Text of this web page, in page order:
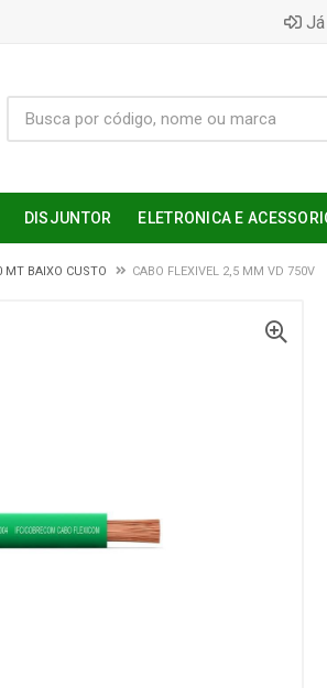
DISJUNTOR ELETRONICA E
MT BAIXO CUSTO CABO FLEXIVEL 2,5 MM VD 750V